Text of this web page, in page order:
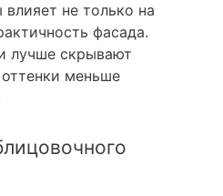
не только на
фасада.
лучше скрывают
оттенки меньше